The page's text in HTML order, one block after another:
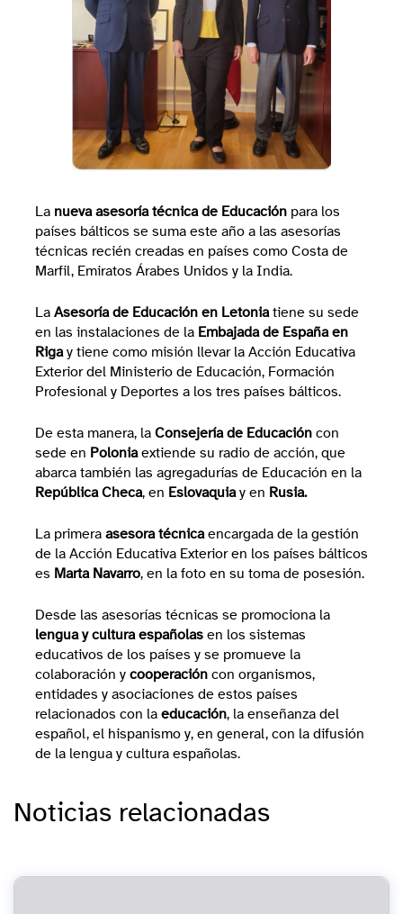
La nueva asesoría técnica de Educación para los
países bálticos se suma este año a las asesorías
técnicas recién creadas en países como Costa de
Marfil, Emiratos Árabes Unidos y la India.
La Asesoría de Educación en Letoniatiene su sede
en las instalaciones de la Embajada de España en
Rigay tiene como misión llevar la Acción Educativa
Exterior del Ministerio de Educación, Formación
Profesional y Deportes a los tres países bálticos.
De esta manera, la Consejería de Educación con
sede en Poloniaextiende su radio de acción, que
abarca también las agregadurías de Educación en la
República Checa, en Eslovaquiay en Rusia.
La primera asesora técnicaencargada de la gestión
de la Acción Educativa Exterior en los países bálticos
es Marta Navarro, en la foto en su toma de posesión.
Desde las asesorías técnicas se promociona la
lengua y cultura españolas en los sistemas
educativos de los países y se promueve la
colaboración y cooperación con organismos,
entidades y asociaciones de estos países
relacionados con la educación, la enseñanza del
español, el hispanismo y, en general, con la difusión
de la lengua y cultura españolas.
Noticias relacionadas